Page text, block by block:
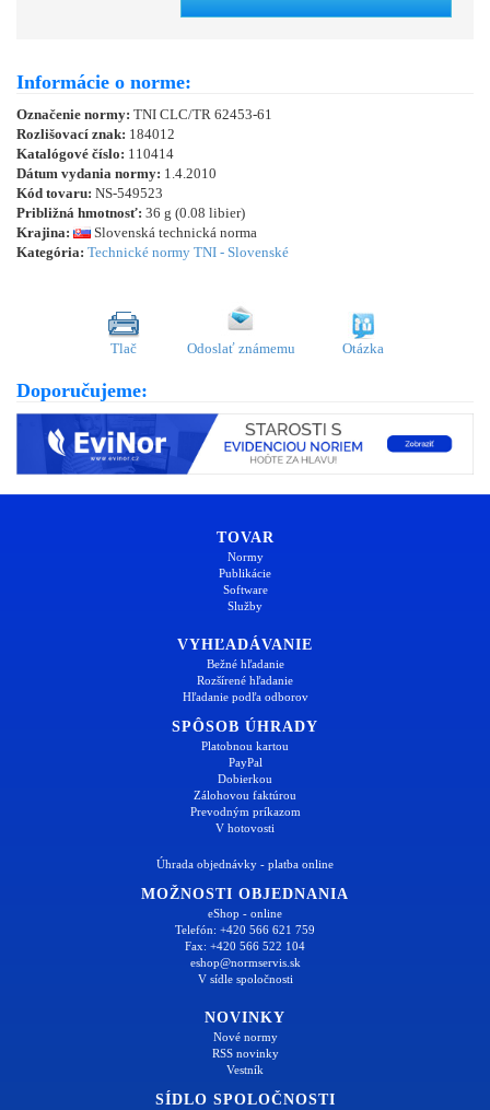
Informácie o norme:
Označenie normy: TNI CLC/TR 62453-61
Rozlišovací znak: 184012
Katalógové číslo: 110414
Dátum vydania normy: 1.4.2010
Kód tovaru: NS-549523
Približná hmotnosť: 36 g (0.08 libier)
Krajina:
Slovenská technická norma
Kategória: Technické normy TNI - Slovenské
Tlač Odoslať známemu Otázka
Doporučujeme:
TOVAR
Normy
Publikácie
Software
Služby
VYHĽADÁVANIE
Bežné hľadanie
Rozšírené hľadanie
Hľadanie podľa odborov
SPÔSOB ÚHRADY
Platobnou kartou
PayPal
Dobierkou
Zálohovou faktúrou
Prevodným príkazom
V hotovosti
Úhrada objednávky - platba online
MOŽNOSTI OBJEDNANIA
eShop - online
Telefón: +420 566 621 759
Fax: +420 566 522 104
eshop@normservis.sk
V sídle spoločnosti
NOVINKY
Nové normy
RSS novinky
Vestník
SÍDLO SPOLOČNOSTI